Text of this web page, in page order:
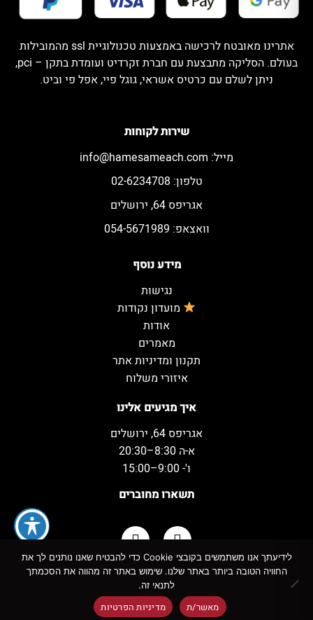
איך מגיעים אלינו
אגריפס 64, ירושלים
א-ה 8:30–20:30
ו'- 9:00–15:00
תשארו מחוברים
מידע נוסף
נגישות
מועדון נקודות
אודות
מאמרים
תקנון ומדיניות אתר
איזורי משלוח
שירות לקוחות
מייל: info@hamesameach.com
טלפון: 02-6234708
אגריפס 64, ירושלים
וואצאפ: 054-5671989
אתרינו מאובטח לרכישה באמצעות טכנולוגיית ssl מהמובילות
בעולם. הסליקה מתבצעת עם חברת זקרדיט ועומדת בתקן – pci,
ניתן לשלם עם כרטיס אשראי, גוגל פיי, אפל פי וביט.
צריכה מופרזת של אלכוהול מסכנת חיים ומזיקה לבריאות
כל הזכויות שמורות למשקאות המשמח ©
לידיעתך אנו משתמשים בקובצי Cookie כדי להבטיח שאנו נותנים לך את
החוויה הטובה ביותר באתר שלנו. שימוש באתר זה מהווה את הסכמתך
לתנאי זה.
מאשר/ת מדיניות הפרטיות